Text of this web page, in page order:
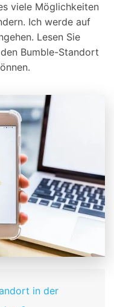
viele Möglichkeiten
Ich werde auf
Lesen Sie
Bumble-Standort
in der